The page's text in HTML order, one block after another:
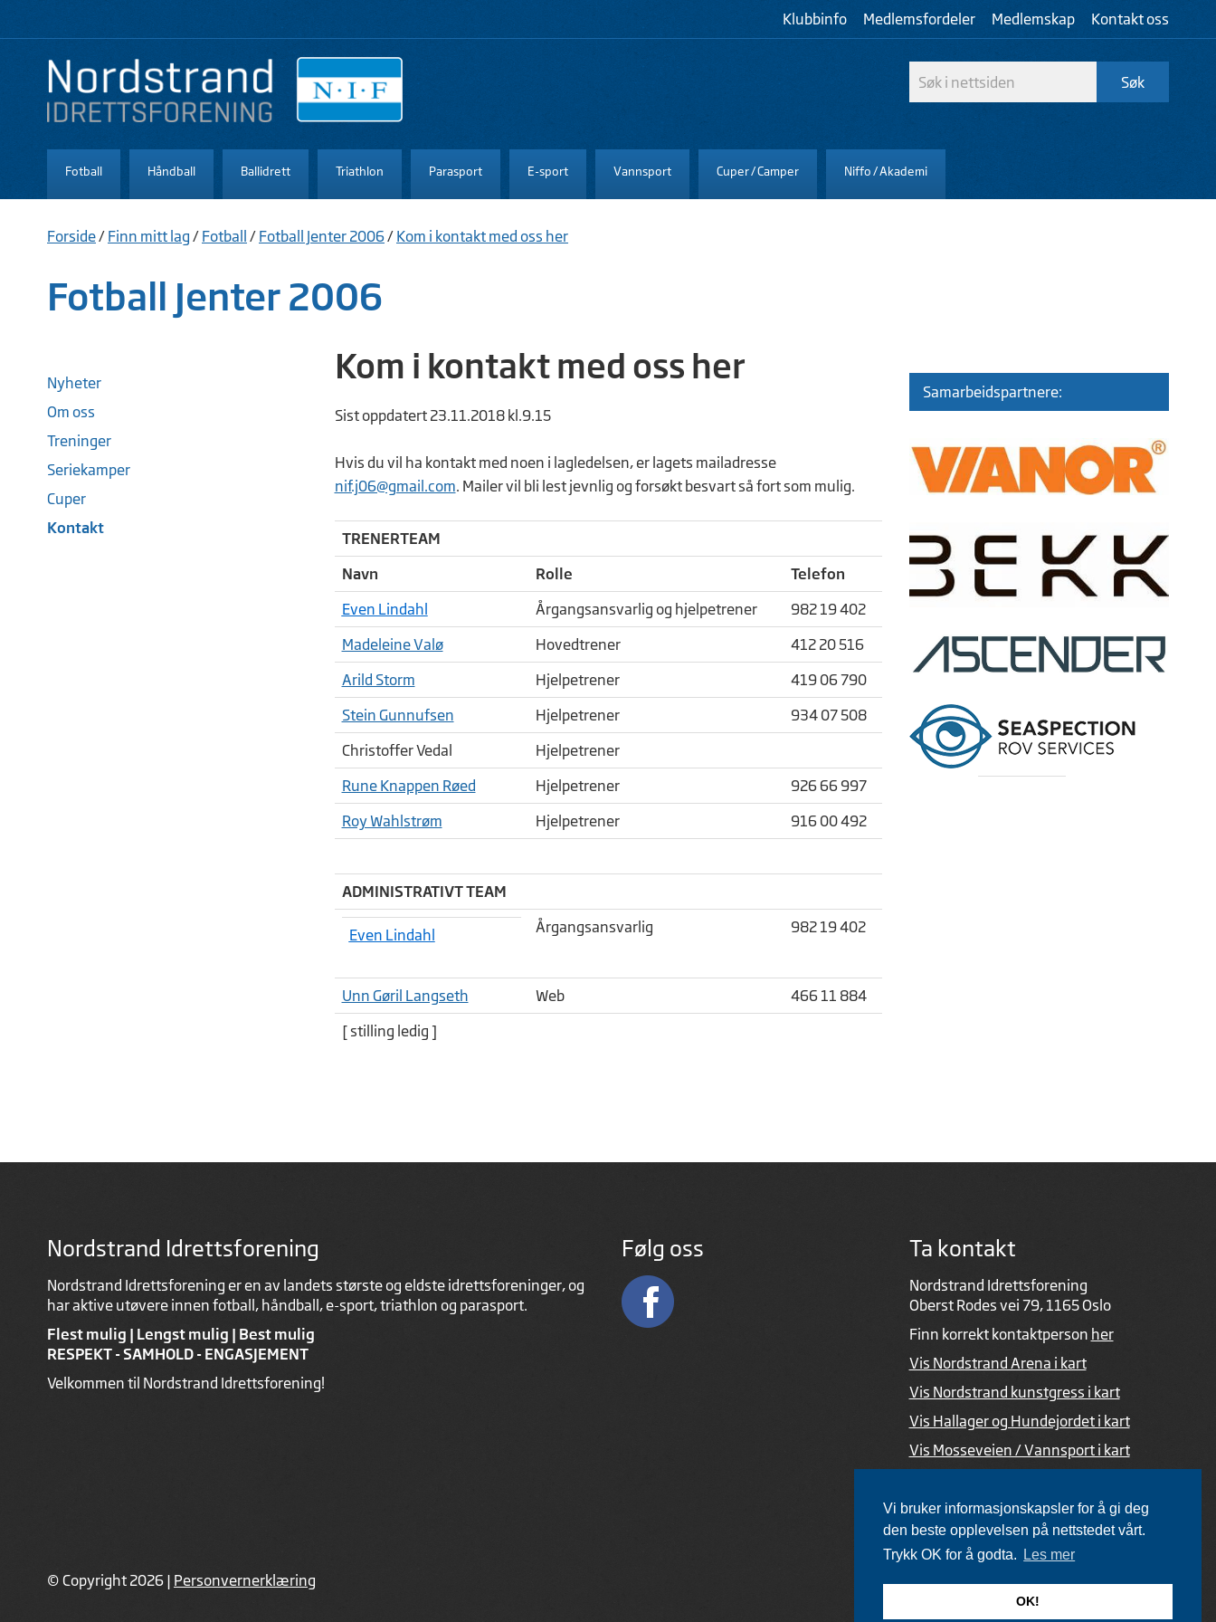
Vi bruker informasjonskapsler for å gi deg
den beste opplevelsen på nettstedet vårt.
Trykk OK for å godta.
Les mer
OK!
Klubbinfo Medlemsfordeler Medlemskap Kontakt oss
Fotball Håndball Ballidrett Triathlon Parasport E-sport Vannsport Cuper / Camper Niffo / Akademi
Forside/ Finn mitt lag / Fotball / Fotball Jenter 2006/ Kom i kontakt med oss her
Fotball Jenter 2006
Nyheter
Om oss
Treninger
Seriekamper
Cuper
Kontakt
Kom i kontakt med oss her
Sist oppdatert 23.11.2018 kl.9.15
Hvis du vil ha kontakt med noen i lagledelsen, er lagets mailadresse
nif.j06@gmail.com. Mailer vil bli lest jevnlig og forsøkt besvart så fort som mulig.
TRENERTEAM
Navn
Rolle
Telefon
Even Lindahl
Årgangsansvarlig og hjelpetrener
982 19 402
Madeleine Valø
Hovedtrener
412 20 516
Arild Storm
Hjelpetrener
419 06 790
Stein Gunnufsen
Hjelpetrener
934 07 508
Christoffer Vedal
Hjelpetrener
Rune Knappen Røed
Hjelpetrener
926 66 997
Roy Wahlstrøm
Hjelpetrener 916 00 492
ADMINISTRATIVT TEAM
Even Lindahl Årgangsansvarlig 982 19 402
Unn Gøril Langseth Web
466 11 884
[ stilling ledig ]
Samarbeidspartnere:
Nordstrand Idrettsforening
Nordstrand Idrettsforening er en av landets største og eldste idrettsforeninger, og
har aktive utøvere innen fotball, håndball, e-sport, triathlon og parasport.
Flest mulig | Lengst mulig | Best mulig
RESPEKT - SAMHOLD - ENGASJEMENT
Velkommen til Nordstrand Idrettsforening!
Følg oss Ta kontakt
Nordstrand Idrettsforening
Oberst Rodes vei 79, 1165 Oslo
Finn korrekt kontaktperson her
Vis Nordstrand Arena i kart
Vis Nordstrand kunstgress i kart
Vis Hallager og Hundejordet i kart
Vis Mosseveien / Vannsport i kart
© Copyright 2026 | Personvernerklæring Utviklet av Netlab,publiseres med eRedaktør